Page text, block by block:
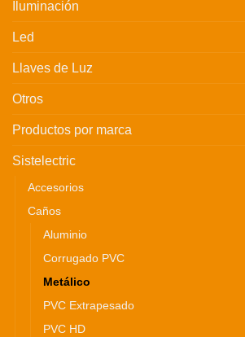
Iluminación
Led
Llaves de Luz
Otros
Productos por marca
Sistelectric
Accesorios
Caños
Aluminio
Corrugado PVC
Metálico
PVC Extrapesado
PVC HD